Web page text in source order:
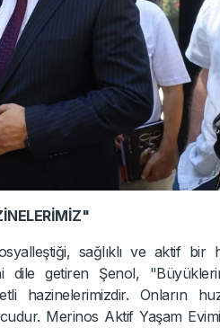
sağlıklı ve aktif bir
dile getiren Şenol,
hazinelerimizdir. Onların
Merinos Aktif Yaşam